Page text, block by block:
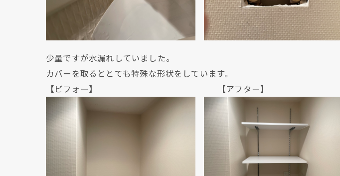
少量ですが水漏れしていました。
カバーを取るととても特殊な形状をしています。
【ビフォー】 【アフター】